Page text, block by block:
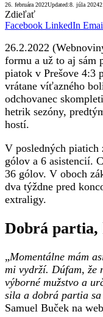
26. februára 2022Updated:8. júla 2024
Zdieľať
Facebook LinkedIn
26.2.2022
formu a už to aj sám
piatok v Prešove 4:3
vrátane víťazného
odchovanec
hetrik sezóny,
hostí.
V posledných piatich
gólov a 6 asistencií.
36 gólov. V oboch
dva týždne pred
extraligy.
Dobrá partia,
„Momentálne mám
mi vydrží. Dúfam, že
výborné mužstvo a
sila a dobrá partia sa
Samuel Buček na